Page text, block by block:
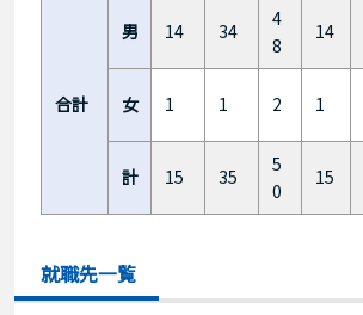
合計
男 14 34
4
8
14
女 1 1 2 1
計 15 35
5
0
15
就職先一覧